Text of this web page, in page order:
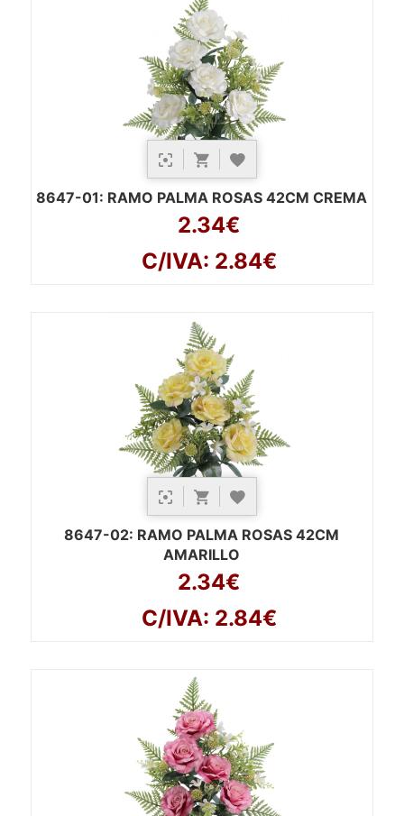
8647-01: RAMO PALMA ROSAS 42CM CREMA
2.34€
C/IVA: 2.84€
8647-02: RAMO PALMA ROSAS 42CM
AMARILLO
2.34€
C/IVA: 2.84€